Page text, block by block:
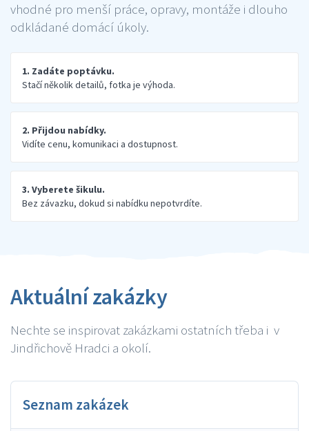
vhodné pro menší práce, opravy, montáže i dlouho
odkládané domácí úkoly.
1. Zadáte poptávku.
Stačí několik detailů, fotka je výhoda.
2. Přijdou nabídky.
Vidíte cenu, komunikaci a dostupnost.
3. Vyberete šikulu.
Bez závazku, dokud si nabídku nepotvrdíte.
Aktuální zakázky
Nechte se inspirovat zakázkami ostatních třeba i v
Jindřichově Hradci a okolí.
Seznam zakázek